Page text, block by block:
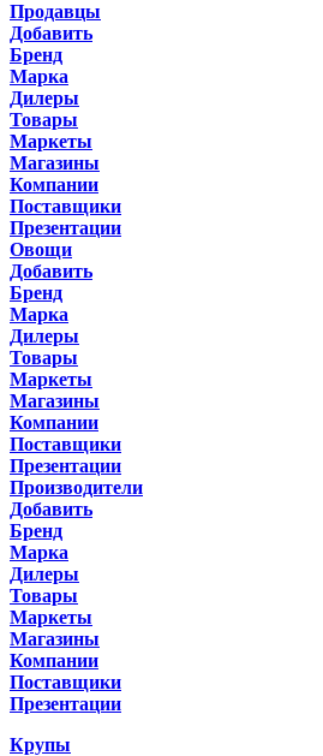
Продавцы
Добавить
Бренд
Марка
Дилеры
Товары
Маркеты
Магазины
Компании
Поставщики
Презентации
Овощи
Добавить
Бренд
Марка
Дилеры
Товары
Маркеты
Магазины
Компании
Поставщики
Презентации
Производители
Добавить
Бренд
Марка
Дилеры
Товары
Маркеты
Магазины
Компании
Поставщики
Презентации
Крупы